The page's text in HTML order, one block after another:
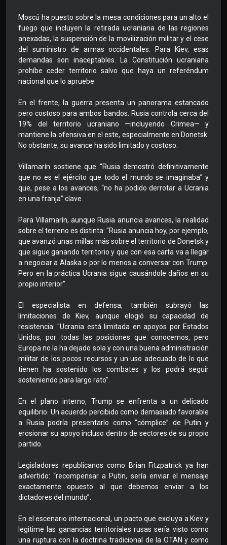
Moscú ha puesto sobre la mesa condiciones para un alto el
fuego que incluyen la retirada ucraniana de las regiones
anexadas, la suspensión de la movilización militar y el cese
del suministro de armas occidentales. Para Kiev, esas
demandas son inaceptables. La Constitución ucraniana
prohíbe ceder territorio salvo que haya un referéndum
nacional que lo apruebe.
En el frente, la guerra presenta un panorama estancado
pero costoso para ambos bandos. Rusia controla cerca del
19% del territorio ucraniano —incluyendo Crimea— y
mantiene la ofensiva en el este, especialmente en Donetsk.
No obstante, su avance ha sido limitado y costoso.
Villamarín sostiene que “Rusia demostró definitivamente
que no es el ejército que todo el mundo se imaginaba” y
que, pese a los avances, “no ha podido derrotar a Ucrania
en una franja” clave.
Para Villamarín, aunque Rusia anuncia avances, la realidad
sobre el terreno es distinta: "Rusia anuncia hoy, por ejemplo,
que avanzó unas millas más sobre el territorio de Donetsk y
que sigue ganando territorio y que con esa carta va a llegar
a negociar a Alaska o por lo menos a conversar con Trump.
Pero en la práctica Ucrania sigue causándole daños en su
propio interior".
El especialista en defensa, también subrayó las
limitaciones de Kiev, aunque elogió su capacidad de
resistencia: "Ucrania está limitada en apoyos por Estados
Unidos, por todas las posiciones que conocemos, pero
Europa no la ha dejado sola y con una buena administración
militar de los pocos recursos y un uso adecuado de lo que
tienen ha sostenido los combates y los podrá seguir
sosteniendo para largo rato".
En el plano interno, Trump se enfrenta a un delicado
equilibrio. Un acuerdo percibido como demasiado favorable
a Rusia podría presentarlo como “cómplice” de Putin y
erosionar su apoyo incluso dentro de sectores de su propio
partido.
Legisladores republicanos como Brian Fitzpatrick ya han
advertido: “recompensar a Putin, sería enviar el mensaje
exactamente opuesto al que debemos enviar a los
dictadores del mundo”.
En el escenario internacional, un pacto que excluya a Kiev y
legitime las ganancias territoriales rusas sería visto como
una ruptura con la doctrina tradicional de la OTAN y como